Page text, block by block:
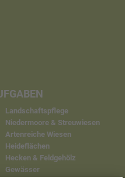
Landschaftspflege
Niedermoore & Streuwiesen
Artenreiche Wiesen
Heideflächen
Hecken & Feldgehölz
Gewässer